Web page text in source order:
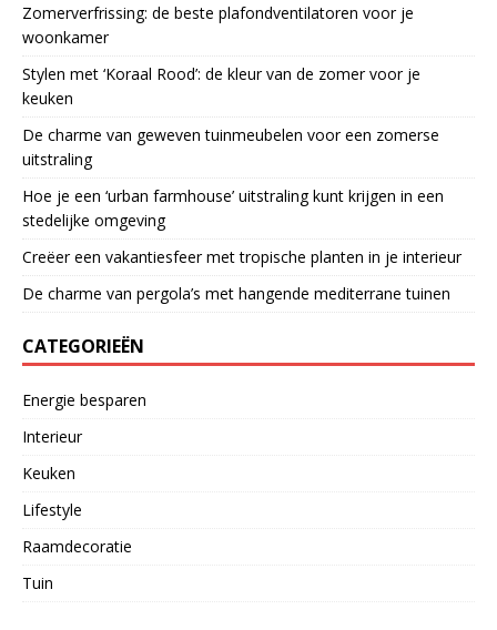
Zomerverfrissing: de beste plafondventilatoren voor je
woonkamer
Stylen met ‘Koraal Rood’: de kleur van de zomer voor je
keuken
De charme van geweven tuinmeubelen voor een zomerse
uitstraling
Hoe je een ‘urban farmhouse’ uitstraling kunt krijgen in een
stedelijke omgeving
Creëer een vakantiesfeer met tropische planten in je interieur
De charme van pergola’s met hangende mediterrane tuinen
CATEGORIEËN
Energie besparen
Interieur
Keuken
Lifestyle
Raamdecoratie
Tuin